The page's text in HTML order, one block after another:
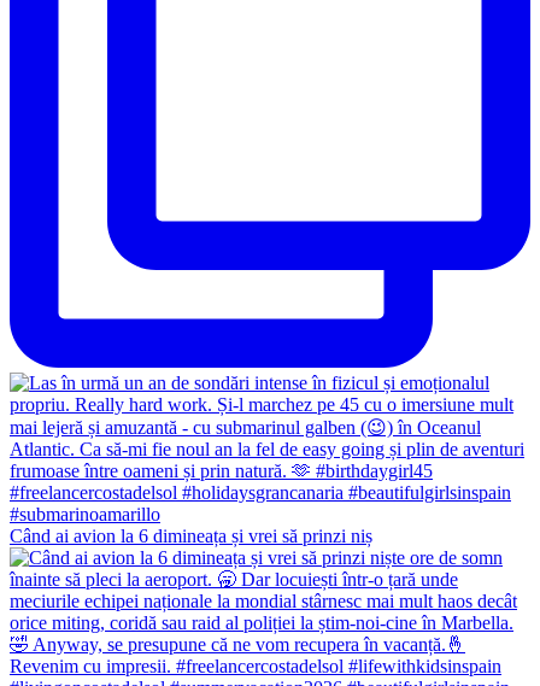
Când ai avion la 6 dimineața și vrei să prinzi niș